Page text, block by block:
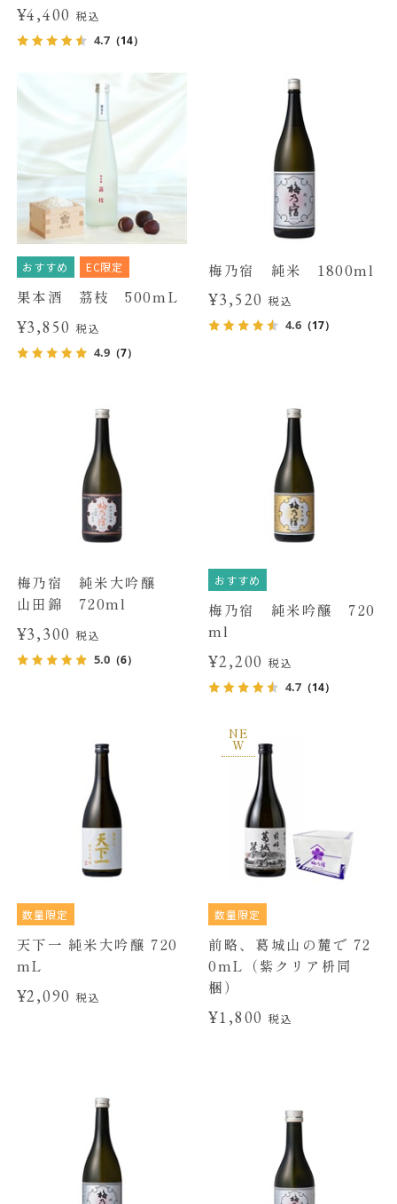
¥4,400税込
4.7（14）
おすすめ EC限定
果本酒 茘枝 500mL
¥3,850税込
4.9（7）
梅乃宿 純米 1800ml
¥3,520 税込
4.6 （17）
梅乃宿 純米大吟醸
山田錦 720ml
¥3,300税込
5.0（6）
おすすめ
梅乃宿 純米吟醸 720
ml
¥2,200 税込
4.7 （14）
数量限定
天下一 純米大吟醸 720
mL
¥2,090税込
NE
W
数量限定
前略、葛城山の麓で 72
0mL（紫クリア枡同
梱）
¥1,800 税込